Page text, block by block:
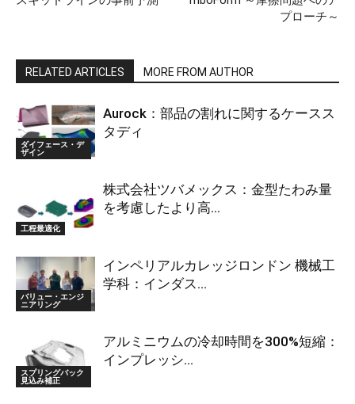
プローチ～
RELATED ARTICLES MORE FROM AUTHOR
ダイフェース・デ
ザイン
Aurock：部品の割れに関するケースス
タディ
工程最適化
株式会社ツバメックス：金型たわみ量
を考慮したより高...
バリュー・エンジ
ニアリング
インペリアルカレッジロンドン 機械工
学科：インダス...
スプリングバック
見込み補正
アルミニウムの冷却時間を300%短縮：
インプレッシ...